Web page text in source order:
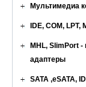
Мультимедиа
IDE, COM, LPT,
MHL, SlimPort -
адаптеры
SATA ,eSATA,